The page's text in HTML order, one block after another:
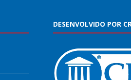
DESENVOLVIDO POR